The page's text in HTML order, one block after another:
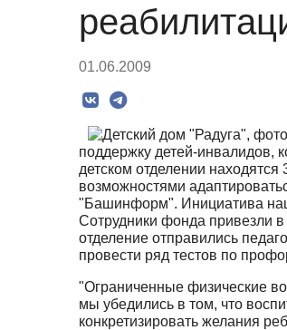
01.06.2009
поддержку детей-инвалидов,
детском отделении
возможностями
"Башинформ". Инициатива
Сотрудники фонда привезли
отделение отправились
провести ряд тестов по
"Ограниченные физические
мы убедились в том, что
конкретизировать желания